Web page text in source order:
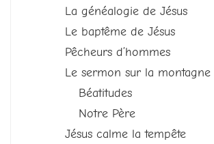
La généalogie de Jésus
Le baptême de Jésus
Pêcheurs d’hommes
Le sermon sur la montagne
Béatitudes
Notre Père
Jésus calme la tempête